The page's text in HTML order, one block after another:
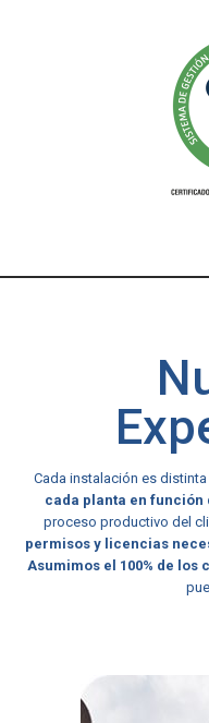
Cada instalación es
cada planta en función
proceso productivo del
permisos y licencias
Asumimos el 100% de los